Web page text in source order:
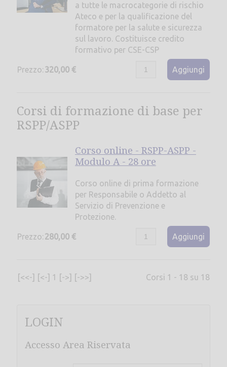
a tutte le macrocategorie di rischio
Ateco e per la qualificazione del
formatore per la salute e sicurezza
sul lavoro. Costituisce credito
formativo per CSE-CSP
Prezzo: 320,00 € Aggiungi
Corsi di formazione di base per
RSPP/ASPP
Corso online - RSPP-ASPP -
Modulo A - 28 ore
Corso online di prima formazione
per Responsabile o Addetto al
Servizio di Prevenzione e
Protezione.
Prezzo: 280,00 € Aggiungi
[<<-] [<-] 1 [->] [->>] Corsi 1 - 18 su 18
LOGIN
Accesso Area Riservata